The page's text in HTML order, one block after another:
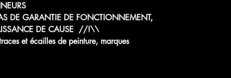
GARANTIE DE FONCTIONNEMENT,
DE CAUSE //!\\
et écailles de peinture, marques